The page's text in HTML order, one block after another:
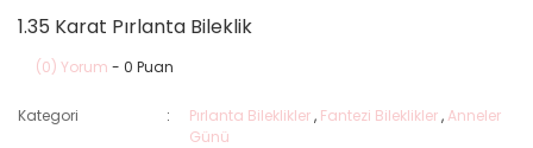
1.35 Karat Pırlanta Bileklik
(0) Yorum - 0 Puan
Kategori Pırlanta Bileklikler, Fantezi Bileklikler,Anneler
Günü